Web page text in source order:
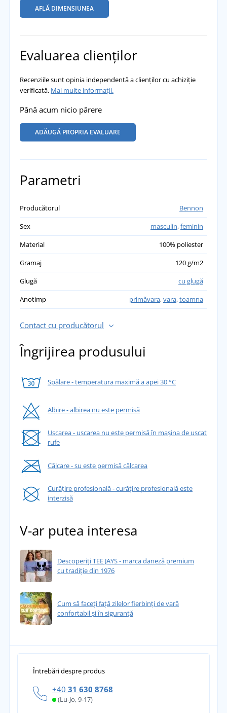
AFLĂ DIMENSIUNEA
Evaluarea clienților
Recenziile sunt opinia independentă a clienților cu achiziție
verificată. Mai multe informații.
Până acum nicio părere
ADĂUGĂ PROPRIA EVALUARE
Parametri
Producătorul
Bennon
Sex
masculin,feminin
Material
100% poliester
Gramaj
120 g/m2
Glugă
cu glugă
Anotimp
primăvara,vara,toamna
Contact cu producătorul
Îngrijirea produsului
Spălare - temperatura maximă a apei 30 °C
Albire - albirea nu este permisă
Uscarea - uscarea nu este permisă în mașina de uscat
rufe
Călcare - su este permisă călcarea
Curățire profesională - curățire profesională este
interzisă
V-ar putea interesa
Descoperiți TEE JAYS - marca daneză premium
cu tradiție din 1976
Cum să faceți față zilelor fierbinți de vară
confortabil și în siguranță
Întrebări despre produs
+40 31 630 8768
(Lu-Jo, 9-17)